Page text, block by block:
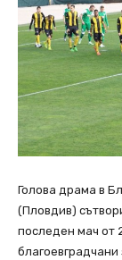
Голова драма в
(Пловдив)
последен мач от